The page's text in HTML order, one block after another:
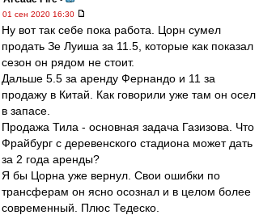
01 сен 2020 16:30
Ну вот так себе пока работа. Цорн сумел
продать Зе Луиша за 11.5, которые как показал
сезон он рядом не стоит.
Дальше 5.5 за аренду Фернандо и 11 за
продажу в Китай. Как говорили уже там он осел
в запасе.
Продажа Тила - основная задача Газизова. Что
Фрайбург с деревенского стадиона может дать
за 2 года аренды?
Я бы Цорна уже вернул. Свои ошибки по
трансферам он ясно осознал и в целом более
современный. Плюс Тедеско.